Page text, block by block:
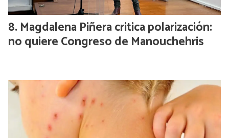
Magdalena Piñera critica polarización:
no quiere Congreso de Manouchehris